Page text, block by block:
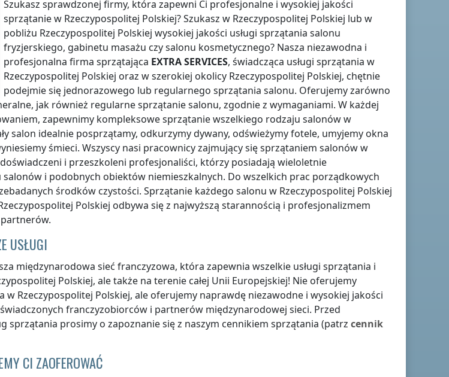
Szukasz sprawdzonej firmy, która zapewni Ci profesjonalne i wysokiej jakości
sprzątaniew Rzeczypospolitej Polskiej? Szukasz w Rzeczypospolitej Polskiej lub w
pobliżu Rzeczypospolitej Polskiej wysokiej jakości usługi sprzątania salonu
fryzjerskiego, gabinetu masażu czy salonu kosmetycznego? Nasza niezawodna i
profesjonalna firma sprzątająca EXTRA SERVICES, świadcząca usługi sprzątania w
Rzeczypospolitej Polskiej oraz w szerokiej okolicy Rzeczypospolitej Polskiej, chętnie
podejmie się jednorazowego lub regularnego sprzątania salonu. Oferujemy zarówno
jak również regularne sprzątanie salonu, zgodnie z wymaganiami. W każdej
zapewnimy kompleksowe sprzątanie wszelkiego rodzaju salonóww
salon idealnie posprzątamy, odkurzymy dywany, odświeżymy fotele, umyjemy okna
śmieci. Wszyscy nasi pracownicy zajmujący się sprzątaniem salonóww
i przeszkoleni profesjonaliści, którzy posiadają wieloletnie
i podobnych obiektów niemieszkalnych. Do wszelkich prac porządkowych
środków czystości. Sprzątanie każdego salonu w Rzeczypospolitej Polskiej
Polskiej odbywa się z najwyższą starannością i profesjonalizmem
USŁUGI
międzynarodowa sieć franczyzowa, która zapewnia wszelkie usługi sprzątania i
Polskiej, ale także na terenie całej Unii Europejskiej! Nie oferujemy
w Rzeczypospolitej Polskiej, ale oferujemy naprawdę niezawodne i wysokiej jakości
franczyzobiorców i partnerów międzynarodowej sieci. Przed
sprzątania prosimy o zapoznanie się z naszym cennikiem sprzątania (patrz cennik
CI ZAOFEROWAĆ